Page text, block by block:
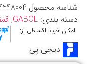
شناسه محصول
دسته بندی: GABOL
,
امکان خرید اقساطی از:
دیجی پی